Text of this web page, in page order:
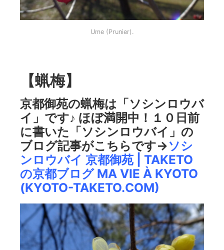
Ume (Prunier).
【蝋梅】
京都御苑の蝋梅は「ソシンロウバ
イ」です♪ ほぼ満開中！１０日前
に書いた「ソシンロウバイ」の
ブログ記事がこちらです→ソシ
ンロウバイ 京都御苑 | TAKETO
の京都ブログ MA VIE À KYOTO
(KYOTO-TAKETO.COM)